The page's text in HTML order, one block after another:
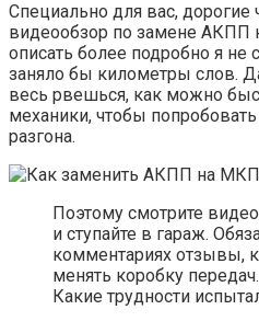
Специально для вас, дорогие
видеообзор по замене АКПП
описать более подробно я не
заняло бы километры слов.
весь рвешься, как можно
механики, чтобы
разгона.
Поэтому смотрите
и ступайте в гараж.
комментариях отзывы,
менять коробку
Какие трудности